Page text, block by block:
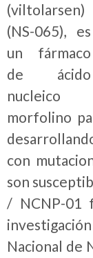
(viltolarsen)
(NS-065), es
un fármaco
de ácido
nucleico
morfolino
con
son
/ NCNP-01
Nacional de